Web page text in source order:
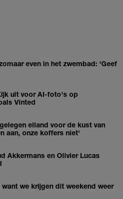
even in het zwembad: 'Geef
uit voor AI-foto's op
Vinted
eiland voor de kust van
aan, onze koffers niet'
Akkermans en Olivier Lucas
we krijgen dit weekend weer